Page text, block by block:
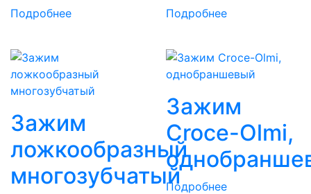
Подробнее Подробнее
Зажим
ложкообразный
многозубчатый
Зажим
Croce-Olmi,
Подробнее